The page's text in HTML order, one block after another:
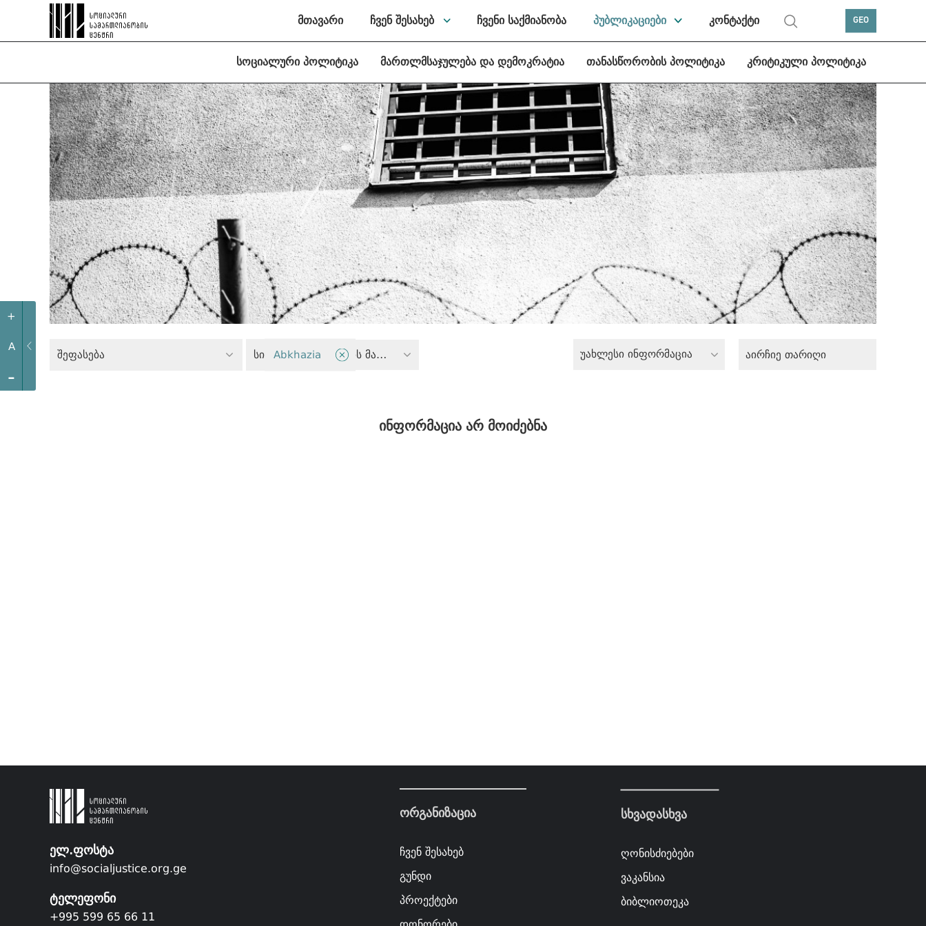
+
A
-
მთავარი ჩვენ შესახებ ჩვენი საქმიანობა პუბლიკაციები კონტაქტი GEO
სოციალური პოლიტიკა მართლმსაჯულება და დემოკრატია თანასწორობის პოლიტიკა კრიტიკული პოლიტიკა
შეფასება სისხლის სამართლის მართლმსაჯულება
Abkhazia უახლესი ინფორმაცია
ინფორმაცია არ მოიძებნა
ელ.ფოსტა
info@socialjustice.org.ge
ტელეფონი
+995 599 65 66 11
ორგანიზაცია
ჩვენ შესახებ
გუნდი
პროექტები
სხვადასხვა
ღონისძიებები
ვაკანსია
ბიბლიოთეკა